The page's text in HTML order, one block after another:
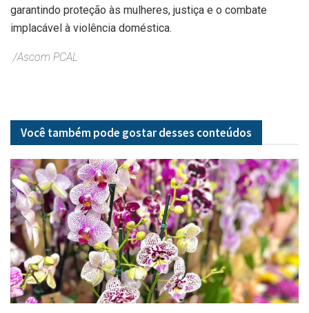
garantindo proteção às mulheres, justiça e o combate
implacável à violência doméstica.
/Ascom PCAL
Você também pode gostar desses conteúdos